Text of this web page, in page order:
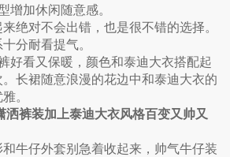
增加休闲随意感。
绝对不会出错，也是很不错的选择。
分耐看提气。
好看又保暖，颜色和泰迪大衣搭配起
长裙随意浪漫的花边中和泰迪大衣的
。
洒裤装加上泰迪大衣风格百变又帅又
牛仔外套别急着收起来，帅气牛仔装